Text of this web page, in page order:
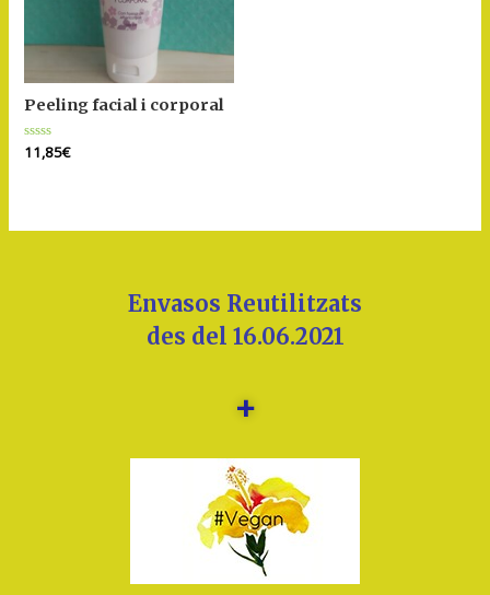
Peeling facial i corporal
Puntuat
amb
11,85€
Envasos Reutilitzats
des del 16.06.2021
+